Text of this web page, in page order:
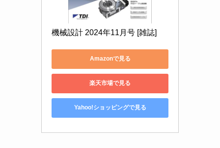
機械設計 2024年11月号 [雑誌]
Amazonで見る
楽天市場で見る
Yahoo!ショッピングで見る